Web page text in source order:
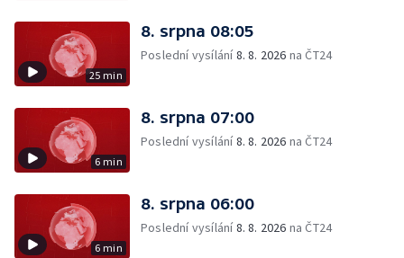
25 min
8. srpna 08:05
Poslední vysílání8. 8. 2026 na ČT24
6 min
8. srpna 07:00
Poslední vysílání8. 8. 2026 na ČT24
6 min
8. srpna 06:00
Poslední vysílání8. 8. 2026 na ČT24